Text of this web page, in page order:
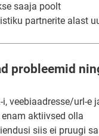
saaja poolt
partnerite alast
probleemid
veebiaadresse/url-e
aktiivsed olla
siis ei pruugi